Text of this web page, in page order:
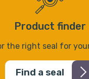
Product finder
the right seal for
Find a seal